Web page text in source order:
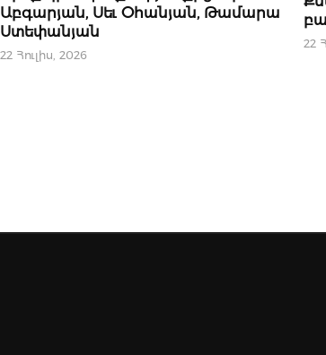
Աբգարյան, Սեւ Օհանյան, Թամարա
Ստեփանյան
22 Հուլիս, 2026
22